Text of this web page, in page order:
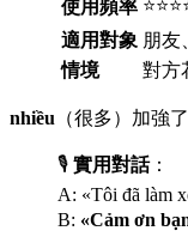
使用頻率
適用對象 朋友
情境
對方
nhiều （很多）加強
🎙️ 實用對話：
A: «Tôi đã làm
B: «Cảm ơn